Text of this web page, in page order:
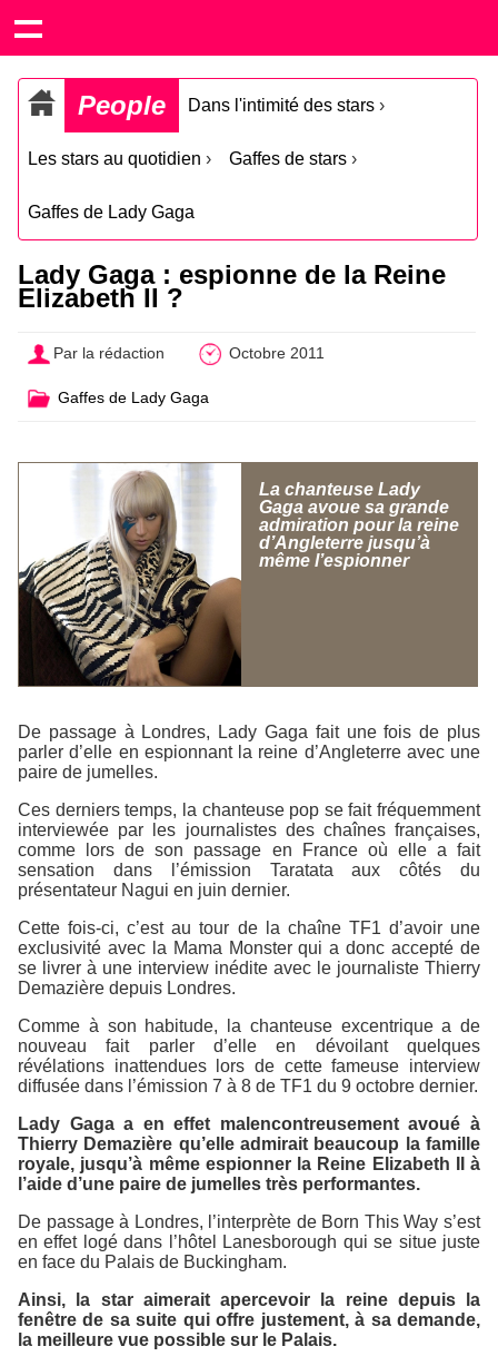
People Dans l'intimité des stars ›
Les stars au quotidien › Gaffes de stars ›
Gaffes de Lady Gaga
Lady Gaga : espionne de la Reine
Elizabeth II ?
Par la rédaction Octobre 2011
Gaffes de Lady Gaga
La chanteuse Lady
Gaga avoue sa grande
admiration pour la reine
d’Angleterre jusqu’à
même l’espionner
De passage à Londres, Lady Gaga fait une fois de plus
parler d’elle en espionnant la reine d’Angleterre avec une
paire de jumelles.
Ces derniers temps, la chanteuse pop se fait fréquemment
interviewée par les journalistes des chaînes françaises,
comme lors de son passage en France où elle a fait
sensation dans l’émission Taratata aux côtés du
présentateur Nagui en juin dernier.
Cette fois-ci, c’est au tour de la chaîne TF1 d’avoir une
exclusivité avec la Mama Monster qui a donc accepté de
se livrer à une interview inédite avec le journaliste Thierry
Demazière depuis Londres.
Comme à son habitude, la chanteuse excentrique a de
nouveau fait parler d’elle en dévoilant quelques
révélations inattendues lors de cette fameuse interview
diffusée dans l’émission 7 à 8 de TF1 du 9 octobre dernier.
Lady Gaga a en effet malencontreusement avoué à
Thierry Demazière qu’elle admirait beaucoup la famille
royale, jusqu’à même espionner la Reine Elizabeth II à
l’aide d’une paire de jumelles très performantes.
De passage à Londres, l’interprète de Born This Way s’est
en effet logé dans l’hôtel Lanesborough qui se situe juste
en face du Palais de Buckingham.
Ainsi, la star aimerait apercevoir la reine depuis la
fenêtre de sa suite qui offre justement, à sa demande,
la meilleure vue possible sur le Palais.